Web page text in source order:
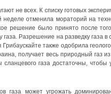
не всех. К списку готовых
отменила мораторий на
решение было принято после
газа. Разрешение на разведку газа
также одобрила
получает весь природный газ
сланцевого газа достаточны,
газа может угрожать